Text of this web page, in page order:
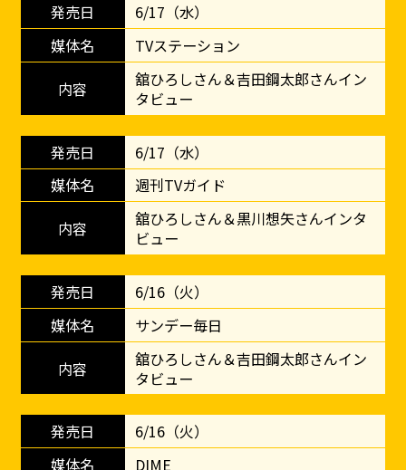
6/17（水）
TVステーション
舘ひろしさん＆吉田鋼太郎さんイン
タビュー
6/17（水）
週刊TVガイド
舘ひろしさん＆黒川想矢さんインタ
ビュー
6/16（火）
サンデー毎日
舘ひろしさん＆吉田鋼太郎さんイン
タビュー
6/16（火）
DIME